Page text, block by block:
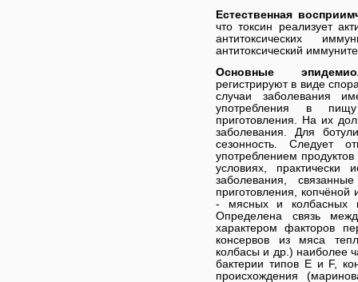
Естественная
что токсин реализует
антитоксических
антитоксический
Основные
регистрируют в виде
случаи заболевания
употребления в
приготовления. На их
заболевания. Для
сезонность. Следует
употреблением
условиях, практически
заболевания,
приготовления,
- мясных и колбасных
Определена связь
характером факторов
консервов из мяса
колбасы и др.) наиболее
бактерии типов Е и F,
происхождения